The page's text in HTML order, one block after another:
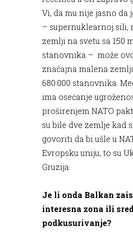
Vi, da mu nije jasno da
– supernuklearnoj sili,
zemlji na svetu sa 150
stanovnika – može
značajna malena
680.000 stanovnika.
ima osećanje
proširenjem NATO
su bile dve zemlje kad
govoriti da bi ušle u
Evropsku uniju, to su
Gruzija.
Je li onda Balkan
interesna zona ili
podkusurivanje?